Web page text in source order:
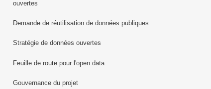
ouvertes
Demande de réutilisation de données publiques
Stratégie de données ouvertes
Feuille de route pour l'open data
Gouvernance du projet